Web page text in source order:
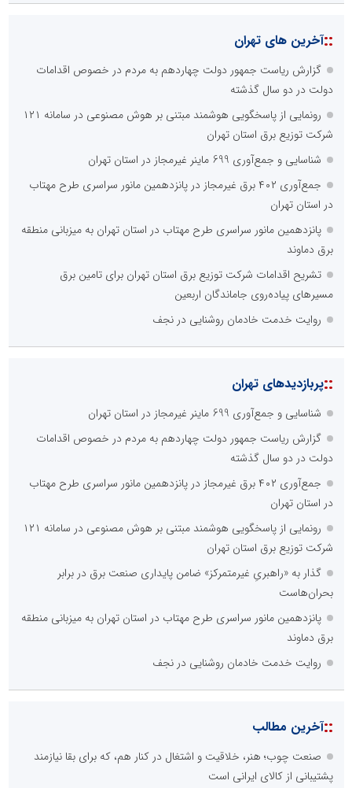
::آخرین های تهران
گزارش ریاست جمهور دولت چهاردهم به مردم در خصوص اقدامات
دولت در دو سال گذشته
رونمایی از پاسخگویی هوشمند مبتنی بر هوش مصنوعی در سامانه ۱۲۱
شرکت توزیع برق استان تهران
شناسایی و جمع‌آوری 699 ماینر غیرمجاز در استان تهران
جمع‌آوری ۴۰۲ برق غیرمجاز در پانزدهمین مانور سراسری طرح مهتاب
در استان تهران
پانزدهمین مانور سراسری طرح مهتاب در استان تهران به میزبانی منطقه
برق دماوند
تشریح اقدامات شرکت توزیع برق استان تهران برای تامین برق
مسیرهای پیاده‌روی جاماندگان اربعین
روایت خدمت خادمان روشنایی در نجف
::پربازدیدهای تهران
شناسایی و جمع‌آوری 699 ماینر غیرمجاز در استان تهران
گزارش ریاست جمهور دولت چهاردهم به مردم در خصوص اقدامات
دولت در دو سال گذشته
جمع‌آوری ۴۰۲ برق غیرمجاز در پانزدهمین مانور سراسری طرح مهتاب
در استان تهران
رونمایی از پاسخگویی هوشمند مبتنی بر هوش مصنوعی در سامانه ۱۲۱
شرکت توزیع برق استان تهران
گذار به «راهبریِ غیرمتمرکز» ضامن پایداری صنعت برق در برابر
بحران‌هاست
پانزدهمین مانور سراسری طرح مهتاب در استان تهران به میزبانی منطقه
برق دماوند
روایت خدمت خادمان روشنایی در نجف
::آخرین مطالب
صنعت چوب؛ هنر، خلاقیت و اشتغال در کنار هم، که برای بقا نیازمند
پشتیبانی از کالای ایرانی است